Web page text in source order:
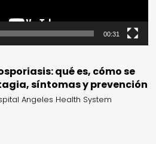
00:31
qué es, cómo se
síntomas y prevención
Angeles Health System